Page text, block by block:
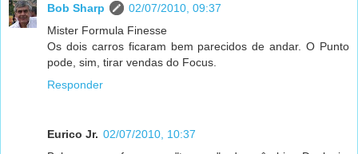
Bob Sharp
02/07/2010, 09:37
Mister Formula Finesse
Os dois carros ficaram bem parecidos de andar. O Punto
pode, sim, tirar vendas do Focus.
Responder
Eurico Jr. 02/07/2010, 10:37